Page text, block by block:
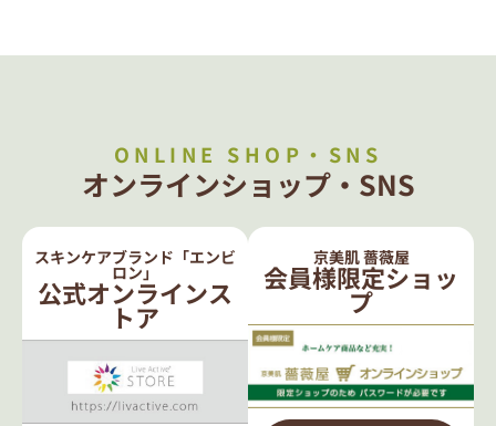
ONLINE SHOP・SNS
オンラインショップ・SNS
スキンケアブランド「エンビ
ロン」
公式オンラインス
トア
京美肌 薔薇屋
会員様限定ショッ
プ